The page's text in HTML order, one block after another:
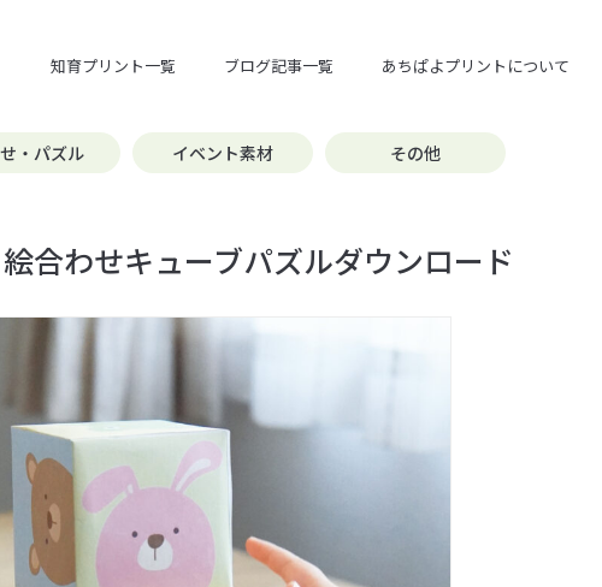
知育プリント一覧 ブログ記事一覧 あちぱよプリントについて
・パズル イベント素材 その他
合わせキューブパズルダウンロード